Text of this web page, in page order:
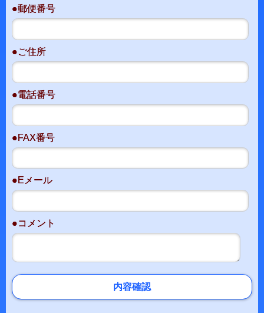
●郵便番号
●ご住所
●電話番号
●FAX番号
●Eメール
●コメント
内容確認